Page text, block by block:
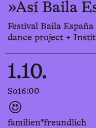
»Así Baila
Festival Baila
dance project +
1.10.
So16:00
familien*freundlich